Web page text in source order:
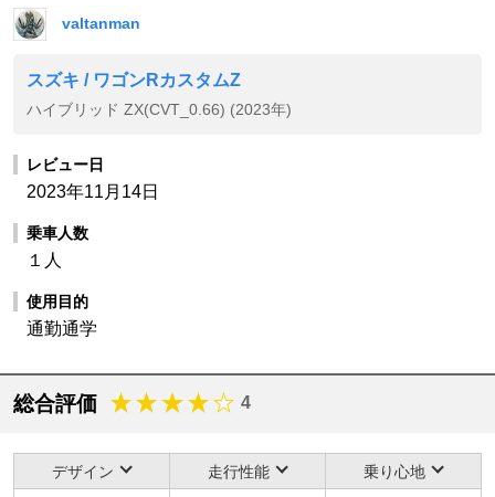
valtanman
スズキ / ワゴンRカスタムZ
ハイブリッド ZX(CVT_0.66) (2023年)
レビュー日
2023年11月14日
乗車人数
１人
使用目的
通勤通学
総合評価 4
デザイン 走行性能 乗り心地